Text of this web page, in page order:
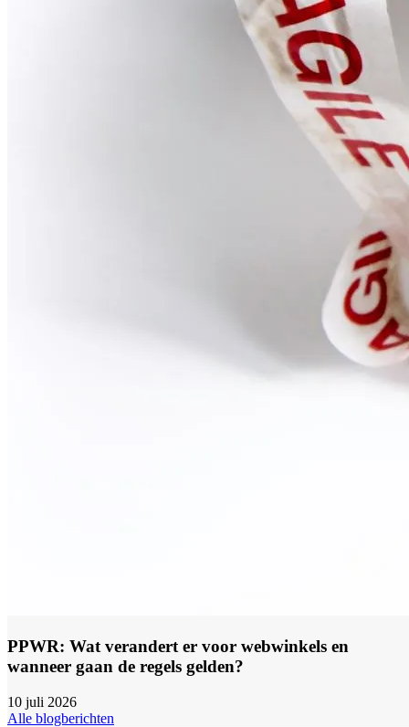
PPWR: Wat verandert er voor webwinkels en
wanneer gaan de regels gelden?
10 juli 2026
Alle blogberichten